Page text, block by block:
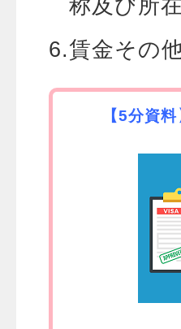
称及び所
賃金その
【5分資